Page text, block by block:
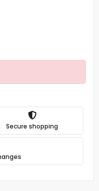
Secure shopping